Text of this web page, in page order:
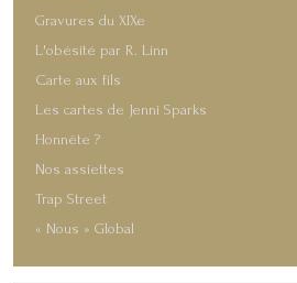
Gravures du XIXe
L'obésité par R. Linn
Carte aux fils
Les cartes de Jenni Sparks
Honnête ?
Nos assiettes
Trap Street
« Nous » Global